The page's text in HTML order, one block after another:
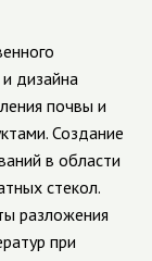
дизайна
почвы и
Создание
в области
стекол.
разложения
при